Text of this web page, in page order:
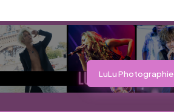
LuLu Photographie